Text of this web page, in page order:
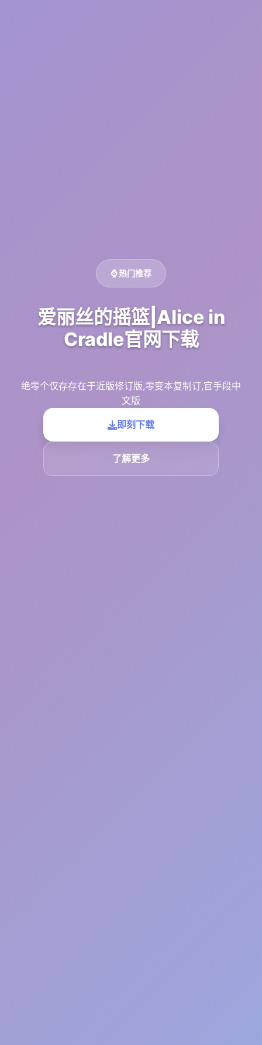
⌚ 热门推荐
爱丽丝的摇篮|Alice in
Cradle官网下载
绝零个仅存存在于近版修订版,零变本复制订,官手段中
文版
即刻下载
了解更多